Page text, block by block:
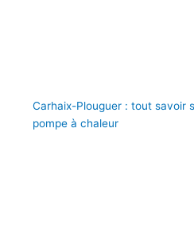
Carhaix-Plouguer : tout savoir
pompe à chaleur